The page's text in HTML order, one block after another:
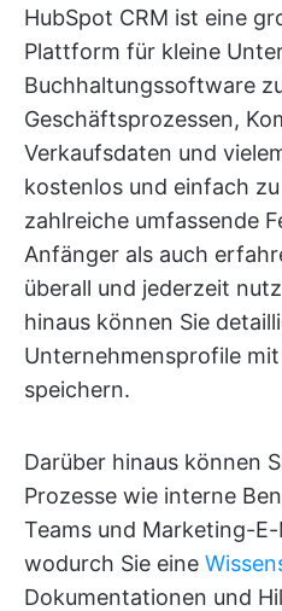
HubSpot CRM ist eine
Plattform für kleine
Buchhaltungssoftware
Geschäftsprozessen,
Verkaufsdaten und
kostenlos und einfach
zahlreiche umfassende
Anfänger als auch
überall und jederzeit
hinaus können Sie
Unternehmensprofile
speichern.
Darüber hinaus können
Prozesse wie interne
Teams und Marketing-
wodurch Sie eine
Dokumentationen und